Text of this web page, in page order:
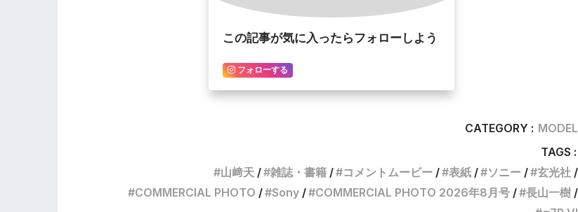
この記事が気に入ったらフォローしよう
フォローする
CATEGORY : MODEL
TAGS :
山﨑天
雑誌・書籍 コメントムービー 表紙 ソニー
玄光社
COMMERCIAL PHOTO
Sony COMMERCIAL PHOTO 2026年8月号
長山一樹